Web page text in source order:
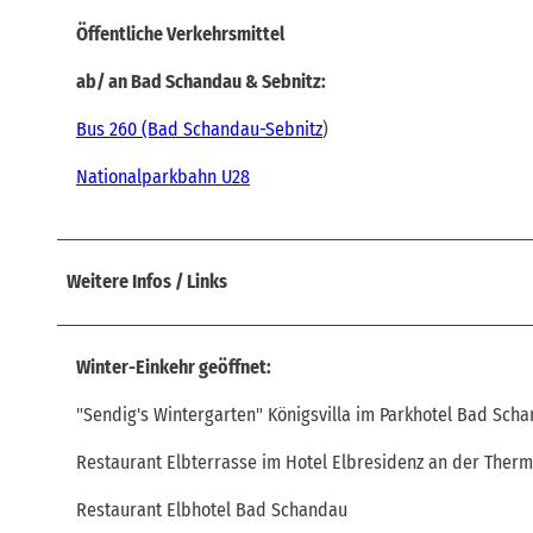
Öffentliche Verkehrsmittel
ab/ an Bad Schandau & Sebnitz:
Bus 260 (Bad Schandau-Sebnitz)
Nationalparkbahn U28
Weitere Infos / Links
Winter-Einkehr geöffnet:
"Sendig's Wintergarten" Königsvilla im Parkhotel Bad
Restaurant Elbterrasse im Hotel Elbresidenz an der
Restaurant Elbhotel Bad Schandau